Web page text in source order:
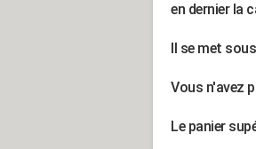
en dernier la
Il se met
Vous n'avez
Le panier